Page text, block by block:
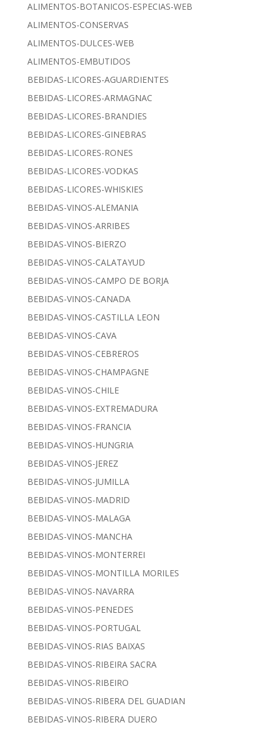
ALIMENTOS-BOTANICOS-ESPECIAS-WEB
ALIMENTOS-CONSERVAS
ALIMENTOS-DULCES-WEB
ALIMENTOS-EMBUTIDOS
BEBIDAS-LICORES-AGUARDIENTES
BEBIDAS-LICORES-ARMAGNAC
BEBIDAS-LICORES-BRANDIES
BEBIDAS-LICORES-GINEBRAS
BEBIDAS-LICORES-RONES
BEBIDAS-LICORES-VODKAS
BEBIDAS-LICORES-WHISKIES
BEBIDAS-VINOS-ALEMANIA
BEBIDAS-VINOS-ARRIBES
BEBIDAS-VINOS-BIERZO
BEBIDAS-VINOS-CALATAYUD
BEBIDAS-VINOS-CAMPO DE BORJA
BEBIDAS-VINOS-CANADA
BEBIDAS-VINOS-CASTILLA LEON
BEBIDAS-VINOS-CAVA
BEBIDAS-VINOS-CEBREROS
BEBIDAS-VINOS-CHAMPAGNE
BEBIDAS-VINOS-CHILE
BEBIDAS-VINOS-EXTREMADURA
BEBIDAS-VINOS-FRANCIA
BEBIDAS-VINOS-HUNGRIA
BEBIDAS-VINOS-JEREZ
BEBIDAS-VINOS-JUMILLA
BEBIDAS-VINOS-MADRID
BEBIDAS-VINOS-MALAGA
BEBIDAS-VINOS-MANCHA
BEBIDAS-VINOS-MONTERREI
BEBIDAS-VINOS-MONTILLA MORILES
BEBIDAS-VINOS-NAVARRA
BEBIDAS-VINOS-PENEDES
BEBIDAS-VINOS-PORTUGAL
BEBIDAS-VINOS-RIAS BAIXAS
BEBIDAS-VINOS-RIBEIRA SACRA
BEBIDAS-VINOS-RIBEIRO
BEBIDAS-VINOS-RIBERA DEL GUADIAN
BEBIDAS-VINOS-RIBERA DUERO